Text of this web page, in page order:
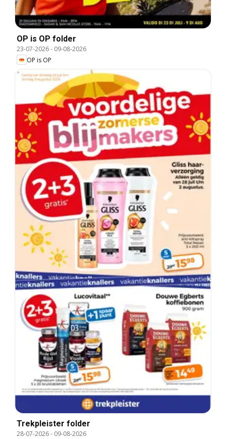
OP is OP folder
23-07-2026- 09-08-2026
OP is OP
Trekpleister folder
28-07-2026- 09-08-2026